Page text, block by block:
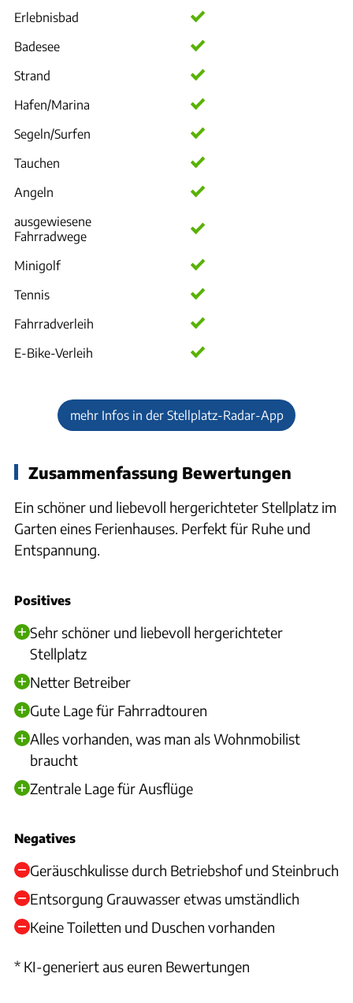
Erlebnisbad
Badesee
Strand
Hafen/Marina
Segeln/Surfen
Tauchen
Angeln
ausgewiesene
Fahrradwege
Minigolf
Tennis
Fahrradverleih
E-Bike-Verleih
mehr Infos in der Stellplatz-Radar-App
Zusammenfassung Bewertungen
Ein schöner und liebevoll hergerichteter Stellplatz im
Garten eines Ferienhauses. Perfekt für Ruhe und
Entspannung.
Positives
Sehr schöner und liebevoll hergerichteter
Stellplatz
Netter Betreiber
Gute Lage für Fahrradtouren
Alles vorhanden, was man als Wohnmobilist
braucht
Zentrale Lage für Ausflüge
Negatives
Geräuschkulisse durch Betriebshof und Steinbruch
Entsorgung Grauwasser etwas umständlich
Keine Toiletten und Duschen vorhanden
* KI-generiert aus euren Bewertungen